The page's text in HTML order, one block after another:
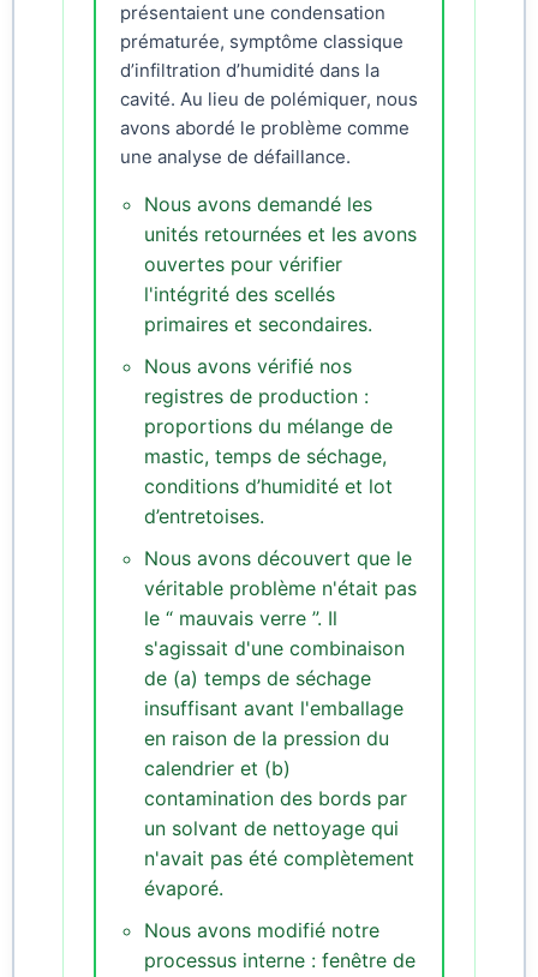
présentaient une condensation
prématurée, symptôme classique
d’infiltration d’humidité dans la
cavité. Au lieu de polémiquer, nous
avons abordé le problème comme
une analyse de défaillance.
Nous avons demandé les
unités retournées et les avons
ouvertes pour vérifier
l'intégrité des scellés
primaires et secondaires.
Nous avons vérifié nos
registres de production :
proportions du mélange de
mastic, temps de séchage,
conditions d’humidité et lot
d’entretoises.
Nous avons découvert que le
véritable problème n'était pas
le “ mauvais verre ”. Il
s'agissait d'une combinaison
de (a) temps de séchage
insuffisant avant l'emballage
en raison de la pression du
calendrier et (b)
contamination des bords par
un solvant de nettoyage qui
n'avait pas été complètement
évaporé.
Nous avons modifié notre
processus interne : fenêtre de